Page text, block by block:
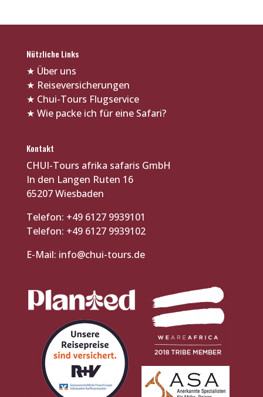
Nützliche Links
★ Über uns
★ Reiseversicherungen
★ Chui-Tours Flugservice
★ Wie packe ich für eine Safari?
Kontakt
CHUI-Tours afrika safaris GmbH
In den Langen Ruten 16
65207 Wiesbaden
Telefon: +49 6127 9939101
Telefon: +49 6127 9939102
E-Mail: info@chui-tours.de